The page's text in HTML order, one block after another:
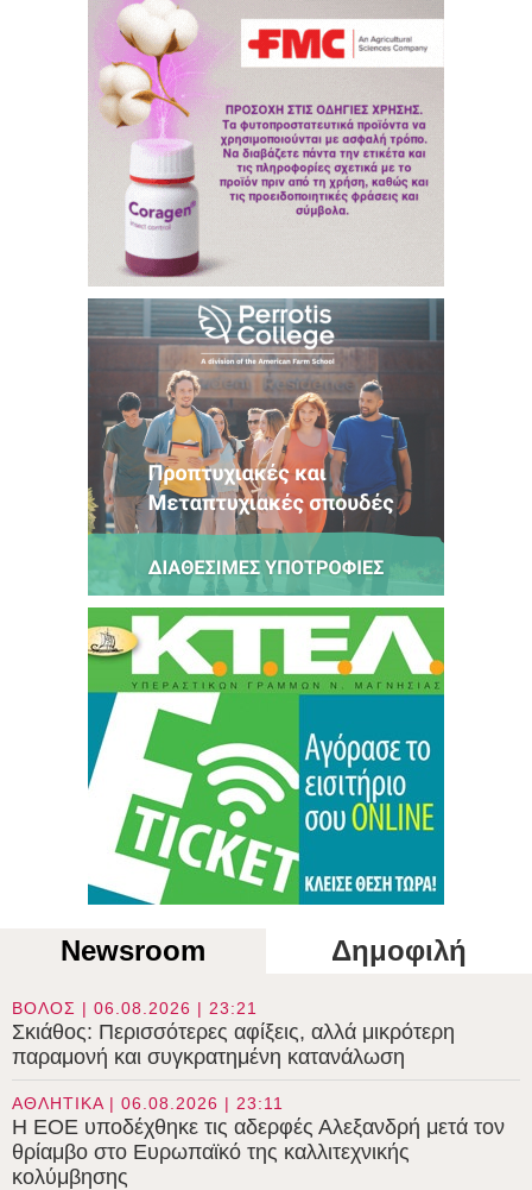
Newsroom Δημοφιλή
ΒΟΛΟΣ | 06.08.2026 | 23:21
Σκιάθος: Περισσότερες αφίξεις, αλλά μικρότερη
παραμονή και συγκρατημένη κατανάλωση
ΑΘΛΗΤΙΚΑ | 06.08.2026 | 23:11
Η ΕΟΕ υποδέχθηκε τις αδερφές Αλεξανδρή μετά τον
θρίαμβο στο Ευρωπαϊκό της καλλιτεχνικής
κολύμβησης